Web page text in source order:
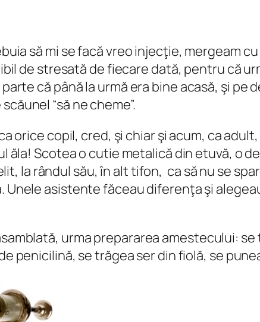
să mi se facă vreo injecţie, mergeam
de stresată de fiecare dată, pentru că
că până la urmă era bine acasă, şi pe
“să ne cheme”.
orice copil, cred, şi chiar şi acum, ca
ăla! Scotea o cutie metalică din etuvă, o
la rândul său, în alt tifon, ca să nu se
Unele asistente făceau diferenţa şi
urma prepararea amestecului:
penicilină, se trăgea ser din fiolă, se